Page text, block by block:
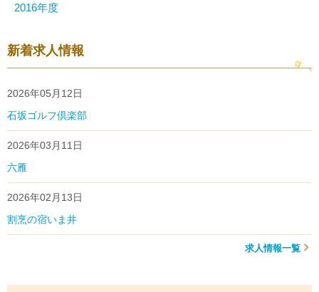
2016年度
新着求人情報
2026年05月12日
石坂ゴルフ倶楽部
2026年03月11日
六雁
2026年02月13日
割烹の宿いま井
求人情報一覧